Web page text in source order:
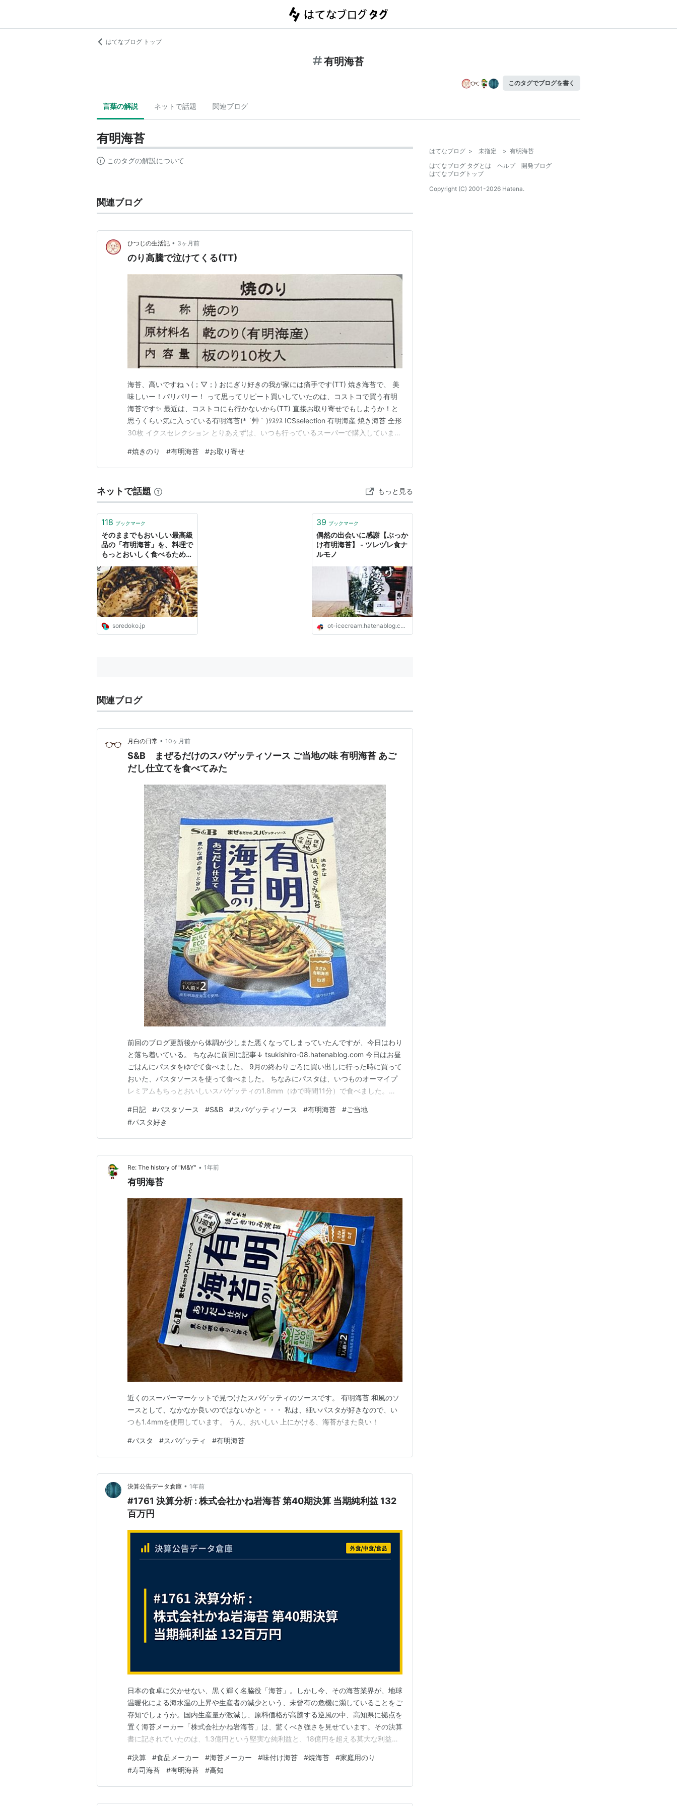
はてなブログ トップ
有明海苔
このタグでブログを書く
言葉の解説 ネットで話題 関連ブログ
有明海苔
このタグの解説について
関連ブログ
ひつじの生活記 • 3ヶ月前
のり高騰で泣けてくる(TT)
海苔、高いですねヽ(；▽；) おにぎり好きの我が家には痛手です(TT) 焼き海苔で、 美
味しいー！パリパリー！ って思ってリピート買いしていたのは、コストコで買う有明
海苔です✨ 最近は、コストコにも行かないから(TT) 直接お取り寄せでもしようか！と
思うくらい気に入っている有明海苔(* ´艸｀)ｸｽｸｽ ICSselection 有明海産 焼き海苔 全形
30枚 イクスセレクション とりあえずは、いつも行っているスーパーで購入しています
ちらの海苔を買って、早速使ってみましたが、 海苔は、同じトップバリュー商品…
#焼きのり #有明海苔 #お取り寄せ
ネットで話題 もっと見る
118 ブックマーク
そのままでもおいしい最高級
品の「有明海苔」を、料理で
もっとおいしく食べるための
人目線レシピ】 #ソレドコ -
ソレドコ
soredoko.jp
39 ブックマーク
偶然の出会いに感謝【ぶっか
け有明海苔】 - ツレヅレ食ナ
ルモノ
ot-icecream.hatenablog.com
関連ブログ
月白の日常 • 10ヶ月前
S&B まぜるだけのスパゲッティソース ご当地の味 有明海苔 あご
だし仕立てを食べてみた
前回のブログ更新後から体調が少しまた悪くなってしまっていたんですが、今日はわり
と落ち着いている。 ちなみに前回に記事↓ tsukishiro-08.hatenablog.com 今日はお昼
ごはんにパスタをゆでて食べました。 9月の終わりごろに買い出しに行った時に買って
おいた、パスタソースを使って食べました。 ちなみにパスタは、いつものオーマイプ
レミアムもちっとおいしいスパゲッティの1.8mm（ゆで時間11分）で食べました。
くスーパーのパスタソースとか置いてあるコーナーの商品が、久しぶりに行ったらライ
ンナップ…
#日記 #パスタソース #S&B #スパゲッティソース #有明海苔 #ご当地
#パスタ好き
Re: The history of "M&Y" • 1年前
有明海苔
近くのスーバーマーケットで見つけたスパゲッティのソースです。 有明海苔 和風のソ
ースとして、なかなか良いのではないかと・・・ 私は、細いパスタが好きなので、い
つも1.4mmを使用しています。 うん、おいしい 上にかける、海苔がまた良い！
#パスタ #スパゲッティ #有明海苔
決算公告データ倉庫 • 1年前
#1761 決算分析 : 株式会社かね岩海苔 第40期決算 当期純利益 132
百万円
日本の食卓に欠かせない、黒く輝く名脇役「海苔」。しかし今、その海苔業界が、地球
温暖化による海水温の上昇や生産者の減少という、未曾有の危機に瀕していることをご
存知でしょうか。国内生産量が激減し、原料価格が高騰する逆風の中、高知県に拠点を
置く海苔メーカー「株式会社かね岩海苔」は、驚くべき強さを見せています。その決算
書に記されていたのは、1.3億円という堅実な純利益と、18億円を超える莫大な利益剰
周年を迎えた“海苔のプロフェッショナル”の決算書から、その逆境を乗り越える強さの
秘密と、未来への確かな航路を読み解きます。 決算…
#決算 #食品メーカー #海苔メーカー #味付け海苔 #焼海苔 #家庭用のり
#寿司海苔 #有明海苔 #高知
はてなブログ > 未指定 > 有明海苔
はてなブログ タグとは
ヘルプ
開発ブログ
はてなブログトップ
Copyright (C) 2001-2026 Hatena.